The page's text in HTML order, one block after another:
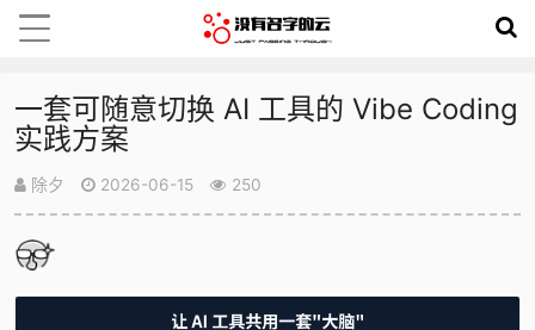
一套可随意切换 AI 工具的 Vibe Coding
实践方案
除夕 2026-06-15 250